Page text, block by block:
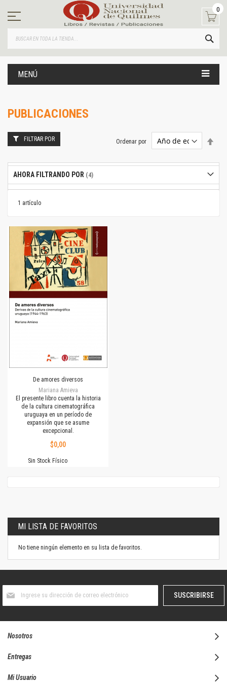
contenido
0
MENÚ
PUBLICACIONES
1 artículo
Ordenar por
De amores diversos
Mariana Amieva
El presente libro cuenta la historia
de la cultura cinematográfica
uruguaya en un período de
expansión que se asume
excepcional.
$0,00
Sin Stock Físico
FILTRAR POR
AHORA FILTRANDO POR
MI LISTA DE FAVORITOS
No tiene ningún elemento en su lista de favoritos.
boletín
SUSCRIBIRSE
Nosotros
Entregas
Mi Usuario